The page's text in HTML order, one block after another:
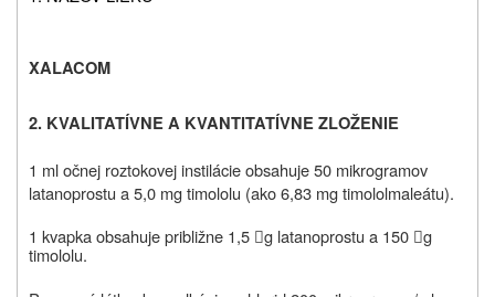
XALACOM
2. KVALITATÍVNE A KVANTITATÍVNE ZLOŽENIE
1 ml očnej roztokovej instilácie obsahuje 50 mikrogramov
latanoprostu a 5,0 mg timololu (ako 6,83 mg timololmaleátu).
1 kvapka obsahuje približne 1,5 g latanoprostu a 150 g
timololu.